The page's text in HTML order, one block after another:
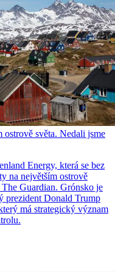
světa. Nedali jsme
Energy, která se bez
na největším ostrově
Guardian. Grónsko je
prezident Donald Trump
má strategický význam